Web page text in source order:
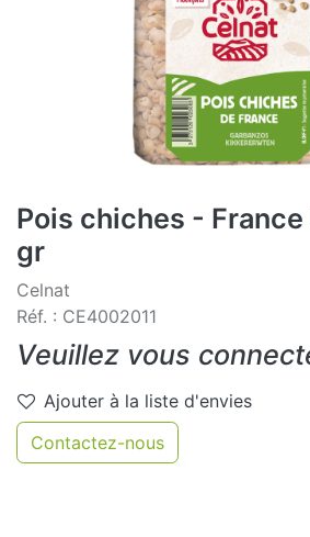
Pois chiches -
gr
Celnat
Réf. : CE4002011
Veuillez vous
Ajouter à la liste d'envies
Contactez-nous